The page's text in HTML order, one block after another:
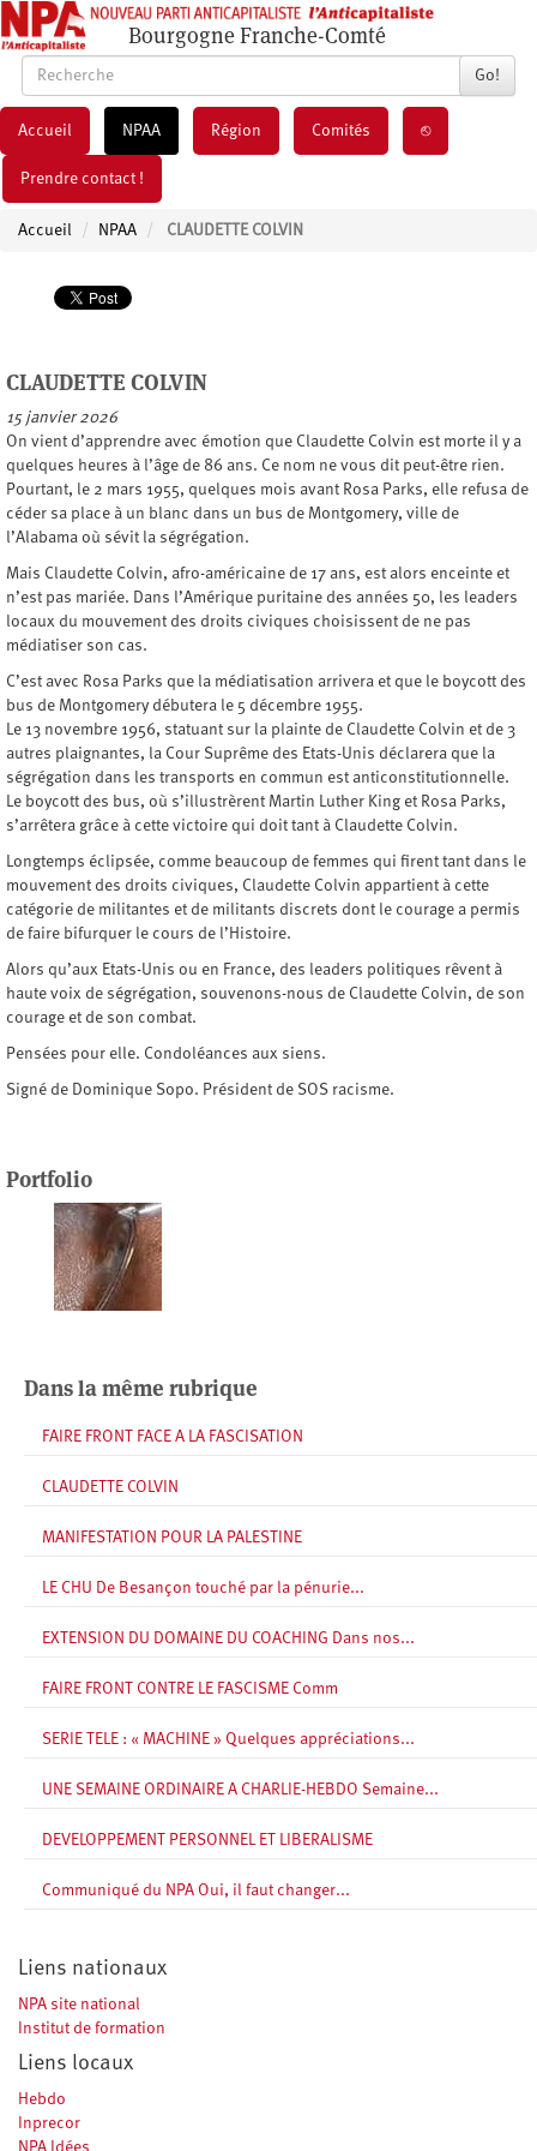
Bourgogne Franche-Comté
Go!
Accueil NPAA Région Comités ⎋
Prendre contact !
Accueil NPAA CLAUDETTE COLVIN
CLAUDETTE COLVIN
15 janvier 2026
On vient d’apprendre avec émotion que Claudette Colvin est morte il y a
quelques heures à l’âge de 86 ans. Ce nom ne vous dit peut-être rien.
Pourtant, le 2 mars 1955, quelques mois avant Rosa Parks, elle refusa de
céder sa place à un blanc dans un bus de Montgomery, ville de
l’Alabama où sévit la ségrégation.
Mais Claudette Colvin, afro-américaine de 17 ans, est alors enceinte et
n’est pas mariée. Dans l’Amérique puritaine des années 50, les leaders
locaux du mouvement des droits civiques choisissent de ne pas
médiatiser son cas.
C’est avec Rosa Parks que la médiatisation arrivera et que le boycott des
bus de Montgomery débutera le 5 décembre 1955.
Le 13 novembre 1956, statuant sur la plainte de Claudette Colvin et de 3
autres plaignantes, la Cour Suprême des Etats-Unis déclarera que la
ségrégation dans les transports en commun est anticonstitutionnelle.
Le boycott des bus, où s’illustrèrent Martin Luther King et Rosa Parks,
s’arrêtera grâce à cette victoire qui doit tant à Claudette Colvin.
Longtemps éclipsée, comme beaucoup de femmes qui firent tant dans le
mouvement des droits civiques, Claudette Colvin appartient à cette
catégorie de militantes et de militants discrets dont le courage a permis
de faire bifurquer le cours de l’Histoire.
Alors qu’aux Etats-Unis ou en France, des leaders politiques rêvent à
haute voix de ségrégation, souvenons-nous de Claudette Colvin, de son
courage et de son combat.
Pensées pour elle. Condoléances aux siens.
Signé de Dominique Sopo. Président de SOS racisme.
Portfolio
Dans la même rubrique
FAIRE FRONT FACE A LA FASCISATION
CLAUDETTE COLVIN
MANIFESTATION POUR LA PALESTINE
LE CHU De Besançon touché par la pénurie...
EXTENSION DU DOMAINE DU COACHING Dans nos...
FAIRE FRONT CONTRE LE FASCISME Comm
SERIE TELE : « MACHINE » Quelques appréciations...
UNE SEMAINE ORDINAIRE A CHARLIE-HEBDO Semaine...
DEVELOPPEMENT PERSONNEL ET LIBERALISME
Communiqué du NPA Oui, il faut changer...
Liens nationaux
NPA site national
Institut de formation
Liens locaux
Hebdo
Inprecor